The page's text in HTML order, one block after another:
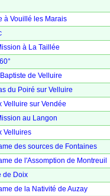
à Vouillé les Marais
à La Taillée
de Velluire
du Poiré sur Velluire
Velluire sur Vendée
au Langon
Velluires
des sources de Fontaines
de l'Assomption de Montreuil
de Doix
de la Nativité de Auzay